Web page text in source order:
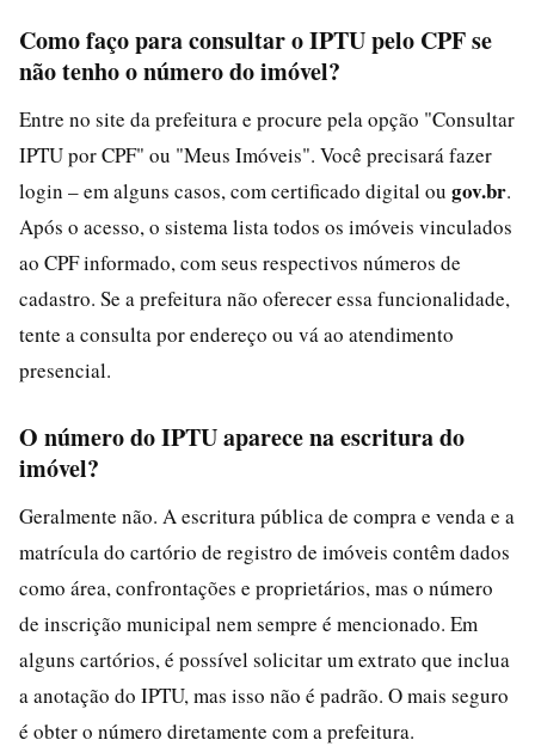
Como faço para consultar o IPTU pelo CPF se
não tenho o número do imóvel?
Entre no site da prefeitura e procure pela opção "Consultar
IPTU por CPF" ou "Meus Imóveis". Você precisará fazer
login – em alguns casos, com certificado digital ou gov.br.
Após o acesso, o sistema lista todos os imóveis vinculados
ao CPF informado, com seus respectivos números de
cadastro. Se a prefeitura não oferecer essa funcionalidade,
tente a consulta por endereço ou vá ao atendimento
presencial.
O número do IPTU aparece na escritura do
imóvel?
Geralmente não. A escritura pública de compra e venda e a
matrícula do cartório de registro de imóveis contêm dados
como área, confrontações e proprietários, mas o número
de inscrição municipal nem sempre é mencionado. Em
alguns cartórios, é possível solicitar um extrato que inclua
a anotação do IPTU, mas isso não é padrão. O mais seguro
é obter o número diretamente com a prefeitura.